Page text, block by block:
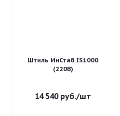
Штиль ИнСтаб IS1000
(220В)
14 540руб./шт